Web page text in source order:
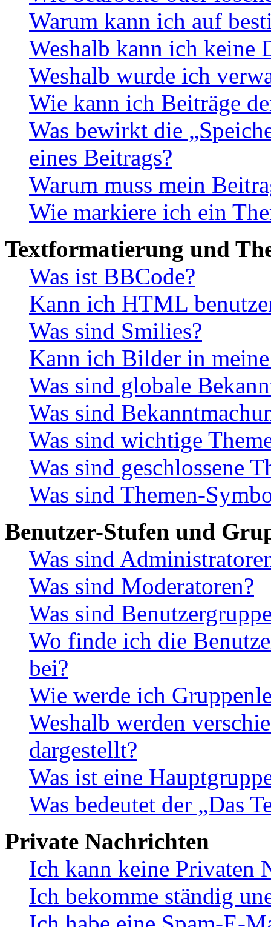
Warum kann ich auf
Weshalb kann ich keine
Weshalb wurde ich
Wie kann ich Beiträge
Was bewirkt die
eines Beitrags?
Warum muss mein
Wie markiere ich ein
Textformatierung und
Was ist BBCode?
Kann ich HTML
Was sind Smilies?
Kann ich Bilder in
Was sind globale
Was sind
Was sind wichtige
Was sind geschlossene
Was sind Themen-
Benutzer-Stufen und
Was sind
Was sind Moderatoren?
Was sind
Wo finde ich die
bei?
Wie werde ich
Weshalb werden
dargestellt?
Was ist eine
Was bedeutet der „Das
Private Nachrichten
Ich kann keine Privaten
Ich bekomme ständig